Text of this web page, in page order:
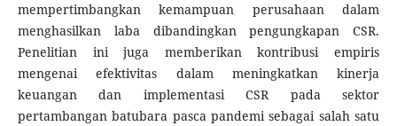
mempertimbangkan kemampuan perusahaan dalam
menghasilkan laba dibandingkan pengungkapan CSR.
Penelitian ini juga memberikan kontribusi empiris
mengenai efektivitas dalam meningkatkan kinerja
keuangan dan implementasi CSR pada sektor
pertambangan batubara pasca pandemi sebagai salah satu